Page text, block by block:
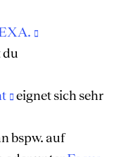
du
eignet sich sehr
bspw. auf